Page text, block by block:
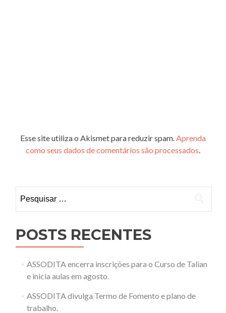
Esse site utiliza o Akismet para reduzir spam. Aprenda
como seus dados de comentários são processados
por:
POSTS RECENTES
ASSODITA encerra inscrições para o Curso de Talian
e inicia aulas em agosto.
ASSODITA divulga Termo de Fomento e plano de
trabalho.